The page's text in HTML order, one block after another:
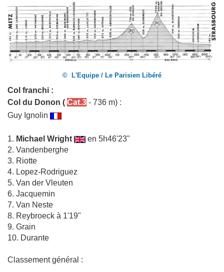
© L'Equipe / Le Parisien Libéré
Col franchi :
Col du Donon ( Cat.3 - 736 m) :
Guy Ignolin
1. Michael Wright
en 5h46'23"
2. Vandenberghe
3. Riotte
4. Lopez-Rodriguez
5. Van der Vleuten
6. Jacquemin
7. Van Neste
8. Reybroeck à 1'19"
9. Grain
10. Durante
Classement général :